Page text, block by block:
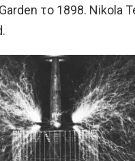
το 1898. Nikola